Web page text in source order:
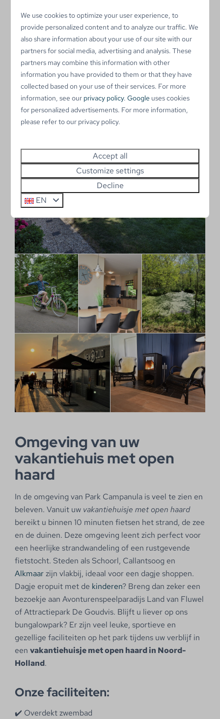
vakantiehuis met houtkachel
compleet.
Neemt u graag uw viervoeter mee op vakantie? In
enkele bungalows zijn huisdieren toegestaan, zodat u
samen kunt genieten van een heerlijke vakantie vlak
bij zee!
Omgeving van uw
vakantiehuis met open
haard
In de omgeving van Park Campanula is veel te zien en
beleven. Vanuit uw vakantiehuisje met open haard
bereikt u binnen 10 minuten fietsen het strand, de zee
en de duinen. Deze omgeving leent zich perfect voor
een heerlijke strandwandeling of een rustgevende
fietstocht. Steden als Schoorl, Callantsoog en
Alkmaarzijn vlakbij, ideaal voor een dagje shoppen.
Dagje eropuit met de kinderen? Breng dan zeker een
bezoekje aan Avonturenspeelparadijs Land van Fluwel
of Attractiepark De Goudvis. Blijft u liever op ons
bungalowpark? Er zijn veel leuke, sportieve en
gezellige faciliteiten op het park tijdens uw verblijf in
eenvakantiehuisje met open haard in Noord-
Holland.
Onze faciliteiten:
✔️ Overdekt zwembad
We use cookies to optimize your user experience, to
provide personalized content and to analyze our traffic. We
also share information about your use of our site with our
partners for social media, advertising and analysis. These
partners may combine this information with other
information you have provided to them or that they have
collected based on your use of their services. For more
information, see our privacy policy.Google uses cookies
for personalized advertisements. For more information,
please refer to our privacy policy.
Accept all
Customize settings
Decline
EN